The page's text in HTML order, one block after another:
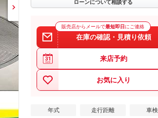
ローンについて相談する
販売店からメールで最短即日 にご連絡
在庫の確認・見積り依頼
来店予約
お気に入り
年式 走行距離 車検